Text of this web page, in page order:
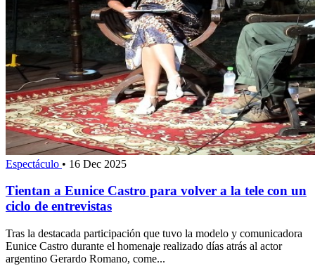
Espectáculo • 16 Dec 2025
Tientan a Eunice Castro para volver a la tele con un
ciclo de entrevistas
Tras la destacada participación que tuvo la modelo y comunicadora
Eunice Castro durante el homenaje realizado días atrás al actor
argentino Gerardo Romano, come...